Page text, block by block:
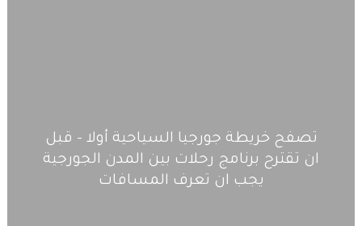
تصفح خريطة جورجيا السياحية أولا – قبل
ان تقترح برنامج رحلات بين المدن الجورجية
يجب ان تعرف المسافات